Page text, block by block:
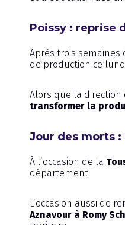
Poissy : reprise
Après trois semaines
de production ce
Alors que la direction
transformer la
Jour des morts
À l’occasion de la
département.
L’occasion aussi de
Aznavour à Romy